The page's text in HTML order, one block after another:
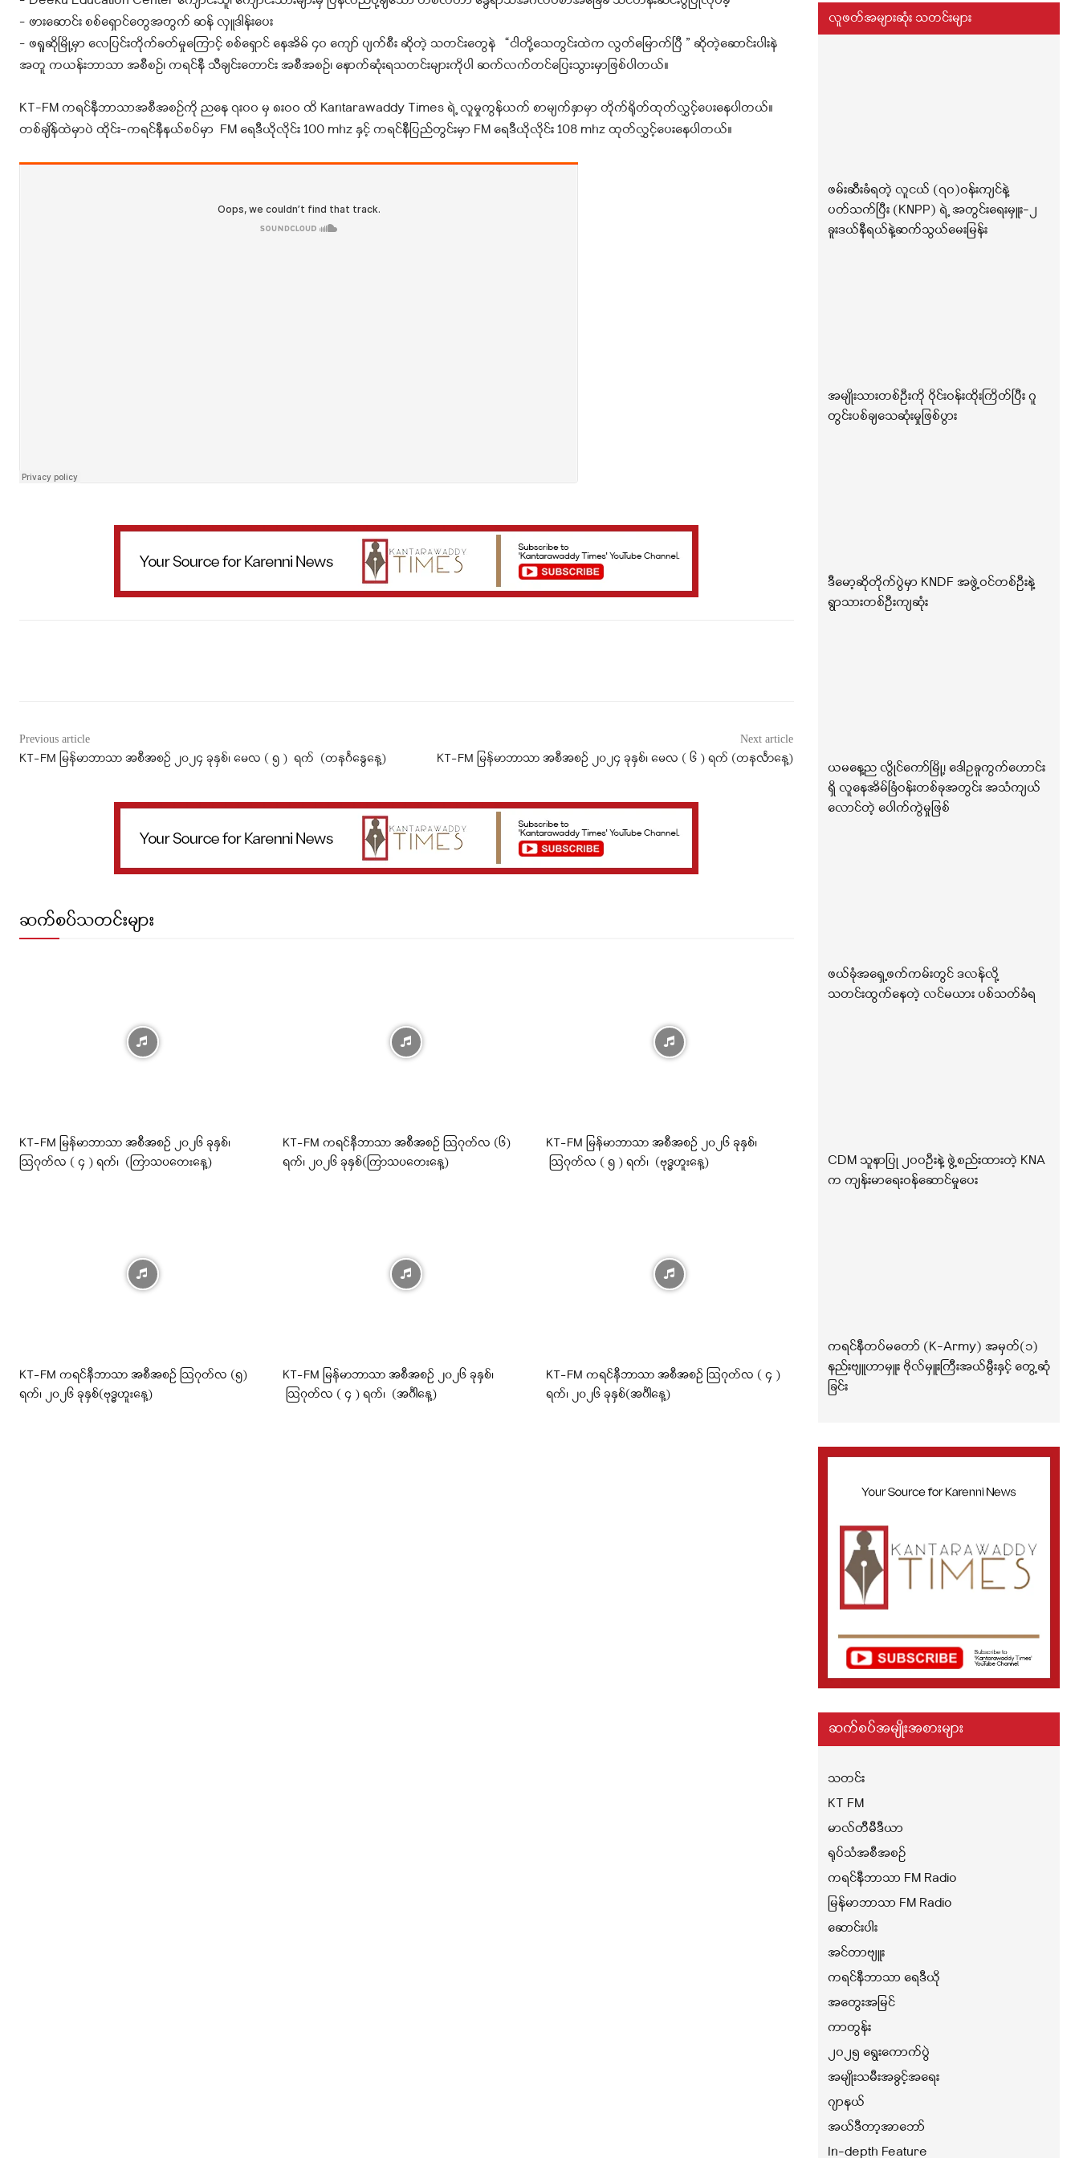
– ဖားဆောင်း စစ်‌‌ရှောင်တွေအတွက် ဆန် လှူဒါန်းပေး
– ဖရူဆိုမြို့မှာ လေပြင်းတိုက်ခတ်မှုကြောင့် စစ်ရှောင် နေအိမ် ၄၀ ကျော် ပျက်စီး ဆိုတဲ့ သတင်းတွေနဲ “ငါတို့သေတွင်းထဲက လွတ်မြောက်ပြီ ” ဆိုတဲ့ဆောင်းပါးနဲ
အတူ ကယန်းဘာသာ အစီစဉ်၊ ကရင်နီ သီချင်းတောင်း အစီအစဉ်၊ နောက်ဆုံးရသတင်းများကိုပါ ဆက်လက်တင်ပြေးသွားမှာဖြစ်ပါတယ်။
KT-FM ကရင်နီဘာသာအစီအစဉ်ကို ညနေ ၇း၀၀ မှ ၈းဝဝ ထိ Kantarawaddy Times ရဲ့ လူမှုကွန်ယက် စာမျက်နှာမှာ တိုက်ရိုတ်ထုတ်လွှင့်ပေးနေပါတယ်။
တစ်ချိန်ထဲမှာပဲ ထိုင်း-ကရင်နီနယ်စပ်မှာ FM ရေဒီယိုလိုင်း 100 mhz နှင့် ကရင်နီပြည်တွင်းမှာ FM ရေဒီယိုလိုင်း 108 mhz ထုတ်လွှင့်ပေးနေပါတယ်။
Previous article
KT-FM မြန်မာဘာသာ အစီအစဉ် ၂၀၂၄ ခုနှစ်၊ မေလ ( ၅ ) ရက် (‌တနင်္ဂနွေနေ့)
Next article
KT-FM မြန်မာဘာသာ အစီအစဉ် ၂၀၂၄ ခုနှစ်၊ မေလ ( ၆ ) ရက် (‌တနင်္လာနေ့)
ဆက်စပ်သတင်းများ
KT-FM မြန်မာဘာသာ အစီအစဉ် ၂၀၂၆ ခုနှစ်၊
ဩဂုတ်လ ( ၄ ) ရက်၊ (ကြာသပတေးနေ့)
KT-FM ကရင်နီဘာသာ အစီအစဉ် ဩဂုတ်လ (၆)
ရက်၊ ၂၀၂၆ ခုနှစ်(ကြာသပတေးနေ့)
KT-FM မြန်မာဘာသာ အစီအစဉ် ၂၀၂၆ ခုနှစ်၊
ဩဂုတ်လ ( ၅ ) ရက်၊ (ဗုဒ္ဓဟူးနေ့)
KT-FM ကရင်နီဘာသာ အစီအစဉ် ဩဂုတ်လ (၅)
ရက်၊ ၂၀၂၆ ခုနှစ်(ဗုဒ္ဓဟူးနေ့)
KT-FM မြန်မာဘာသာ အစီအစဉ် ၂၀၂၆ ခုနှစ်၊
ဩဂုတ်လ ( ၄ ) ရက်၊ (အင်္ဂါနေ့)
KT-FM ကရင်နီဘာသာ အစီအစဉ် ဩဂုတ်လ ( ၄ )
ရက်၊ ၂၀၂၆ ခုနှစ်(အင်္ဂါနေ့)
လူဖတ်အများဆုံး သတင်းများ
ဖမ်းဆီးခံရတဲ့ လူငယ် (၇၀)ဝန်းကျင်နဲ့
ပတ်သက်ပြီး (KNPP) ရဲ့ အတွင်းရေးမှူး-၂
ခူးဒယ်နီရယ်နဲ့ဆက်သွယ်မေးမြန်း
အမျိုးသားတစ်ဦးကို ဝိုင်းဝန်းထိုးကြိတ်ပြီး ဂူ
တွင်းပစ်ချသေဆုံးမှုဖြစ်ပွား
ဒီမော့ဆိုတိုက်ပွဲမှာ KNDF အဖွဲ့ဝင်တစ်ဦးနဲ့
ရွာသားတစ်ဦးကျဆုံး
ယမနေ့ည လွိုင်ကော်မြို့၊ ဒေါဥခူကွက်ဟောင်း
ရှိ လူနေအိမ်ခြံဝန်းတစ်ခုအတွင်း အသံကျယ်
လောင်တဲ့ ပေါက်ကွဲမှုဖြစ်
ဖယ်ခုံအရှေ့ဖက်ကမ်းတွင် ဒလန်လို့
သတင်းထွက်နေတဲ့ လင်မယား ပစ်သတ်ခံရ
CDM သူနာပြု ၂၀၀ဦးနဲ့ ဖွဲ့စည်းထားတဲ့ KNA
က ကျန်းမာရေးဝန်ဆောင်မှုပေး
ကရင်နီတပ်မတော် (K-Army) အမှတ်(၁)
နည်းဗျူဟာမှူး ဗိုလ်မှူးကြီးအယ်မွီးနှင့် တွေ့ဆုံ
ခြင်း
ဆက်စပ်အမျိုးအစားများ
သတင်း
KT FM
မာလ်တီမီဒီယာ
ရုပ်သံအစီအစဉ်
ကရင်နီဘာသာ FM Radio
မြန်မာဘာသာ FM Radio
ဆောင်းပါး
အင်တာဗျူး
ကရင်နီဘာသာ ရေဒီယို
အတွေးအမြင်
ကာတွန်း
၂၀၂၅ ရွေးကောက်ပွဲ
အမျိုးသမီးအခွင့်အရေး
ဂျာနယ်
အယ်ဒီတာ့အာဘော်
In-depth Feature